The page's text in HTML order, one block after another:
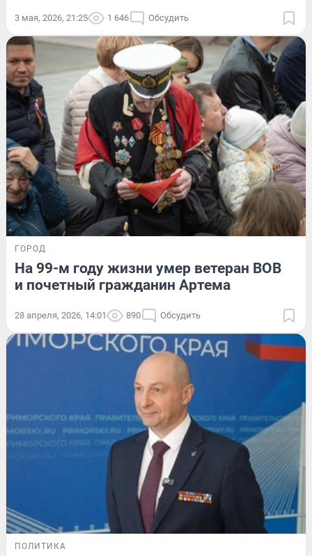
3 мая, 2026, 21:25 1 646 Обсудить
ГОРОД
На 99-м году жизни умер ветеран ВОВ
и почетный гражданин Артема
28 апреля, 2026, 14:01 890 Обсудить
ПОЛИТИКА